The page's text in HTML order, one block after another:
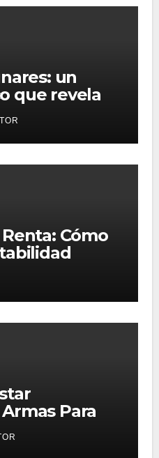
un
que revela
sistema solar
la tecnología
Cómo
Para
Starlink de